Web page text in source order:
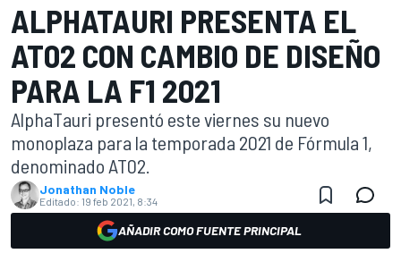
ALPHATAURI PRESENTA EL
AT02 CON CAMBIO DE DISEÑO
PARA LA F1 2021
AlphaTauri presentó este viernes su nuevo
monoplaza para la temporada 2021 de Fórmula 1,
denominado AT02.
Jonathan Noble
Editado: 19 feb 2021, 8:34
AÑADIR COMO FUENTE PRINCIPAL